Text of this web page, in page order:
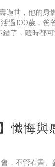
也許是糾纏了
先生記得給太
個燦爛的微笑
過世，他的身
過100歲，爸
了，隨時都
大的病痛，腦
快樂，其中很
心乃是良藥，
、惱、怒、煩、
懺悔
，不管看書